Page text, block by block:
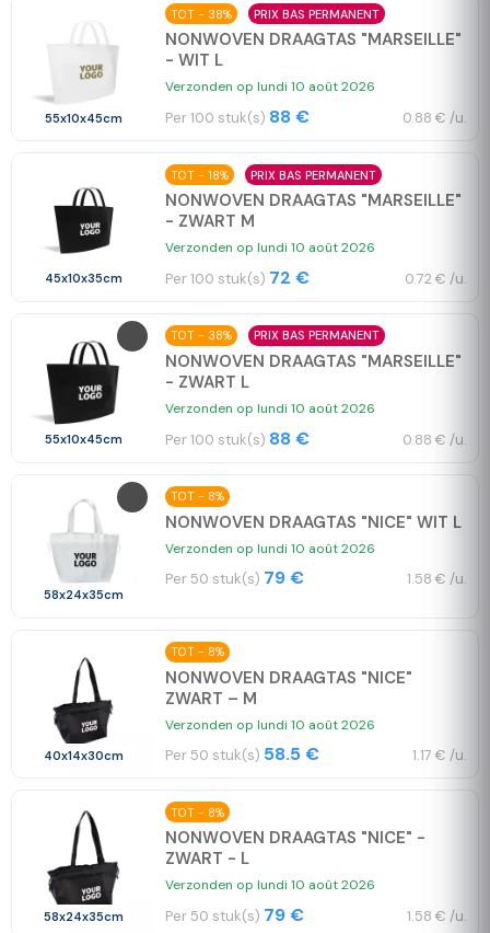
55x10x45cm
TOT - 38% PRIX BAS PERMANENT
NONWOVEN DRAAGTAS "MARSEILLE"
- WIT L
Verzonden op lundi 10 août 2026
Per 100 stuk(s) 88 € 0.88 € /u.
45x10x35cm
TOT - 18% PRIX BAS PERMANENT
NONWOVEN DRAAGTAS "MARSEILLE"
- ZWART M
Verzonden op lundi 10 août 2026
Per 100 stuk(s) 72 € 0.72 € /u.
55x10x45cm
TOT - 38% PRIX BAS PERMANENT
NONWOVEN DRAAGTAS "MARSEILLE"
- ZWART L
Verzonden op lundi 10 août 2026
Per 100 stuk(s) 88 € 0.88 € /u.
58x24x35cm
TOT - 8%
NONWOVEN DRAAGTAS "NICE" WIT L
Verzonden op lundi 10 août 2026
Per 50 stuk(s) 79 € 1.58 € /u.
40x14x30cm
TOT - 8%
NONWOVEN DRAAGTAS "NICE"
ZWART – M
Verzonden op lundi 10 août 2026
Per 50 stuk(s) 58.5 € 1.17 € /u.
58x24x35cm
TOT - 8%
NONWOVEN DRAAGTAS "NICE" -
ZWART - L
Verzonden op lundi 10 août 2026
Per 50 stuk(s) 79 € 1.58 € /u.